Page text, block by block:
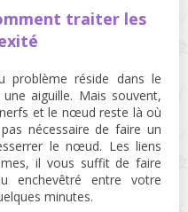
traiter les
problème réside dans le
aiguille. Mais souvent,
et le nœud reste là où
nécessaire de faire un
le nœud. Les liens
il vous suffit de faire
enchevêtré entre votre
minutes.